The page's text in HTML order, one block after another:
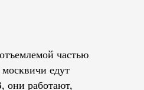
частью
едут
они работают,